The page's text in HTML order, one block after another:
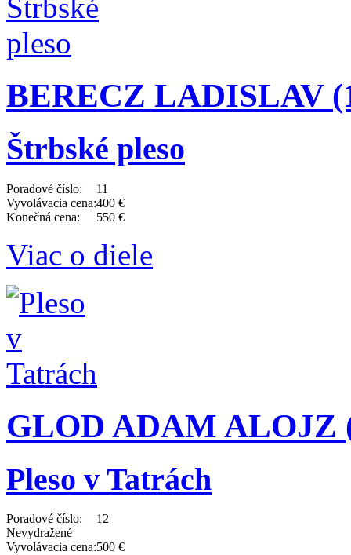
BERECZ LADISLAV
Štrbské pleso
Poradové číslo:
11
Vyvolávacia cena:400 €
Konečná cena:
550 €
Viac o diele
GLOD ADAM ALOJZ
Pleso v Tatrách
Poradové číslo:
12
Nevydražené
Vyvolávacia cena:500 €